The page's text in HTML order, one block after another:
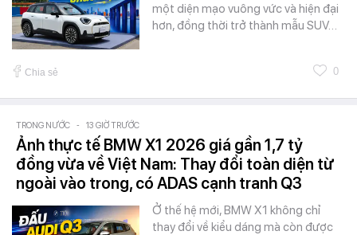
một diện mạo vuông vức và hiện đại
hơn, đồng thời trở thành mẫu SUV…
Chia sẻ 0
TRONG NƯỚC - 13 GIỜ TRƯỚC
Ảnh thực tế BMW X1 2026 giá gần 1,7 tỷ
đồng vừa về Việt Nam: Thay đổi toàn diện từ
ngoài vào trong, có ADAS cạnh tranh Q3
Ở thế hệ mới, BMW X1 không chỉ
thay đổi về kiểu dáng mà còn được